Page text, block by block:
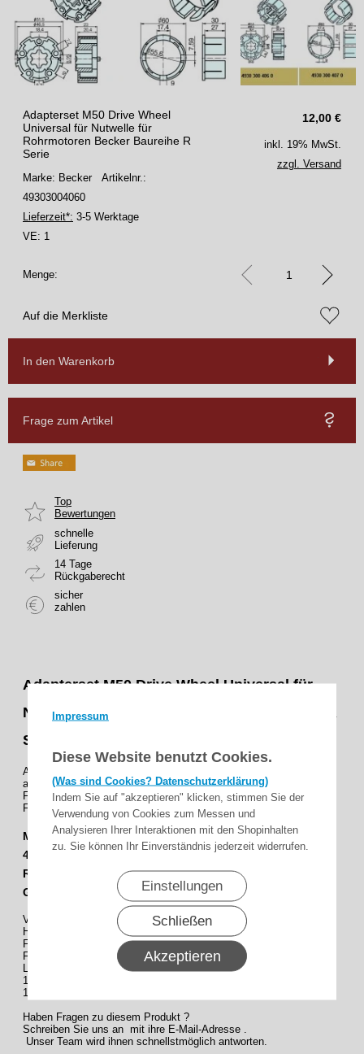
Impressum
Diese Website benutzt Cookies.
(Was sind Cookies? Datenschutzerklärung)
Indem Sie auf "akzeptieren" klicken, stimmen Sie der
Verwendung von Cookies zum Messen und
Analysieren Ihrer Interaktionen mit den Shopinhalten
zu. Sie können Ihr Einverständnis jederzeit widerrufen.
Einstellungen
Schließen
Akzeptieren
12,00 €
Adapterset M50 Drive Wheel
Universal für Nutwelle für
Rohrmotoren Becker Baureihe R
Serie
Marke: Becker Artikelnr.:
49303004060
Lieferzeit*: 3-5 Werktage
VE: 1
inkl. 19% MwSt.
zzgl. Versand
Menge:
Auf die Merkliste
In den Warenkorb
Frage zum Artikel
Top
Bewertungen
schnelle
Lieferung
14 Tage
Rückgaberecht
sicher
zahlen
Adapterset M50 Drive Wheel Universal für
Nutwelle für Rohrmotoren Becker Baureihe R
Serie
Adaptersetbestehend aus Mitnehmer und Ring ,
aus Kunststoff .
Für Becker Rohrantriebe der Baureihe R,R7-R50 Serie.
Für Wickelwellen R ab Ø 50mm .
Mitnehmer :M50 Drive Wheel Universal Art-Nr. 4930 300
406 0 - GTIN-Nr. 4251852910498
Ring :
M50 Crown Wheel 60 mm Art-Nr. :4930 300 407 0 -
GTIN-Nr. 4251852910504
Verwendungszweck : Rollladen und Sonnenschutz
Hersteller : Becker
Für Rohrantriebe : R7 - R50
Für Wickelwellen Typ: Nutwelle Ø 50mm
Lieferumfang :
1 x Mitnehmer
1 x Ring
Haben Fragen zu diesem Produkt ?
Schreiben Sie uns an mit ihre E-Mail-Adresse .
Unser Team wird ihnen schnellstmöglich antworten.